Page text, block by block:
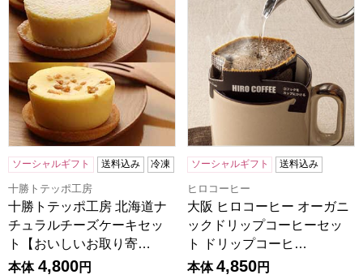
ソーシャルギフト 送料込み 冷凍
十勝トテッポ工房
十勝トテッポ工房 北海道ナ
チュラルチーズケーキセッ
ト【おいしいお取り寄…
本体 4,800円
ソーシャルギフト 送料込み
ヒロコーヒー
大阪 ヒロコーヒー オーガニ
ックドリップコーヒーセッ
ト ドリップコーヒ…
本体 4,850円